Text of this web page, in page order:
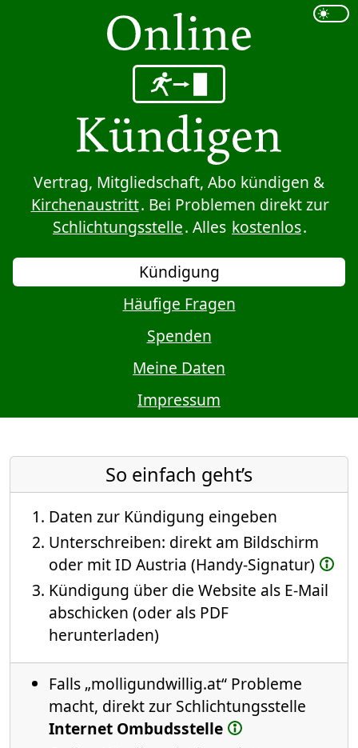
Sprung zum Inhalt
Vertrag, Mitgliedschaft, Abo kündigen &
Kirchenaustritt. Bei Problemen direkt zur
Schlichtungsstelle. Alles kostenlos.
Kündigung
Häufige Fragen
Spenden
Meine Daten
Impressum
So einfach geht’s
Daten zur Kündigung eingeben
Unterschreiben: direkt am Bildschirm
oder mit ID Austria (Handy-Signatur)
Kündigung über die Website als E-Mail
abschicken (oder als PDF
herunterladen)
Falls „molligundwillig.at“ Probleme
macht, direkt zur Schlichtungsstelle
Internet Ombudsstelle